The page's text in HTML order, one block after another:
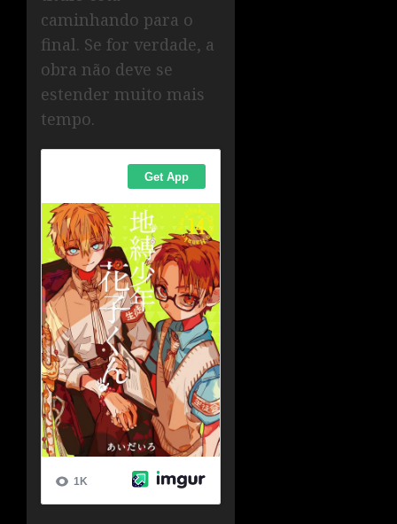
caminhando para o
final. Se for verdade, a
obra não deve se
estender muito mais
tempo.